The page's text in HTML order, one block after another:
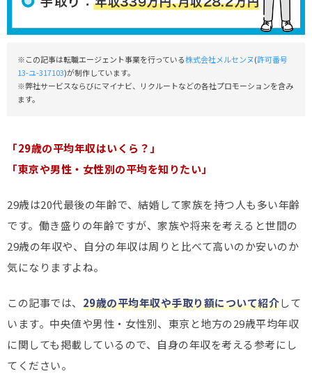
※この記事は転職エージェント事業を行っている株式会社メルセンヌ(許可番号
13-ユ-317103)が制作しています。
※弊社サービスならびにマイナビ、リクルートなどの各社プロモーションを含み
ます。
「29歳の平均年収はいくら？」
「東京や男性・女性別の平均を知りたい」
29歳は20代最後の年齢で、結婚して家族を持つ人も多い年齢
です。働き盛りの年齢ですが、家族や将来を考えると世間の
29歳の年収や、自分の年収は周りと比べて高いのか安いのか
気になりますよね。
この記事では、 29歳の平均年収や手取り額について紹介して
います。中央値や男性・女性別、東京と地方の29歳平均年収
に関しても掲載しているので、自身の年収を考える参考にし
てください。